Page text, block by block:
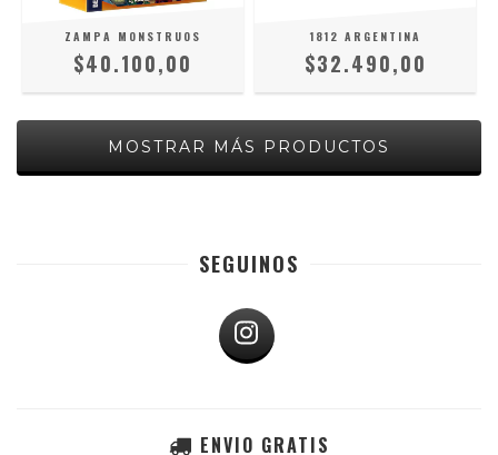
ZAMPA MONSTRUOS
$40.100,00
1812 ARGENTINA
$32.490,00
MOSTRAR MÁS PRODUCTOS
SEGUINOS
ENVIO GRATIS